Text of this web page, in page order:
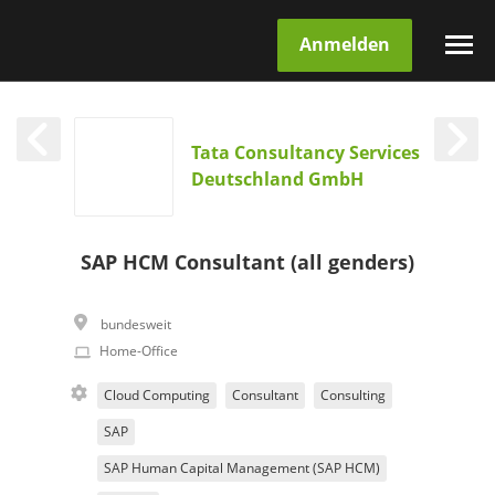
Anmelden
Tata Consultancy Services
Deutschland GmbH
SAP HCM Consultant (all genders)
bundesweit
Home-Office
Cloud Computing Consultant Consulting
SAP
SAP Human Capital Management (SAP HCM)